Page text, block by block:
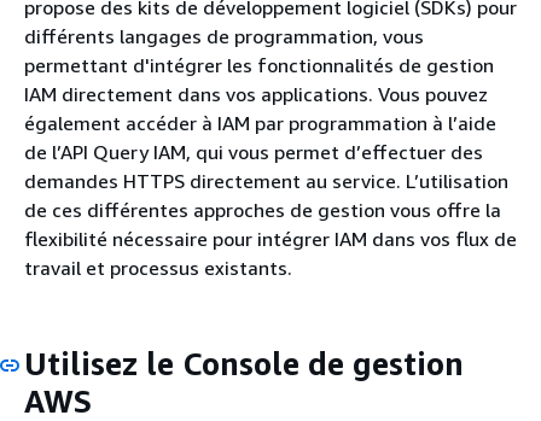
propose des kits de développement logiciel (SDKs) pour
différents langages de programmation, vous
permettant d'intégrer les fonctionnalités de gestion
IAM directement dans vos applications. Vous pouvez
également accéder à IAM par programmation à l’aide
de l’API Query IAM, qui vous permet d’effectuer des
demandes HTTPS directement au service. L’utilisation
de ces différentes approches de gestion vous offre la
flexibilité nécessaire pour intégrer IAM dans vos flux de
travail et processus existants.
Utilisez le Console de gestion
AWS